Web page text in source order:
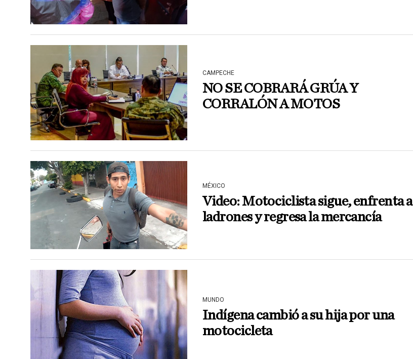
CAMPECHE
NO SE COBRARÁ GRÚA Y
CORRALÓN A MOTOS
MÉXICO
Video: Motociclista sigue, enfrenta a
ladrones y regresa la mercancía
MUNDO
Indígena cambió a su hija por una
motocicleta